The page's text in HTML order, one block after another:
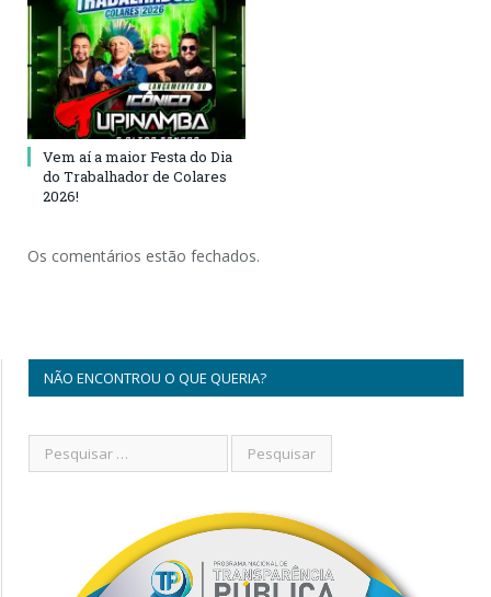
Vem aí a maior Festa do Dia
do Trabalhador de Colares
2026!
Os comentários estão fechados.
NÃO ENCONTROU O QUE QUERIA?